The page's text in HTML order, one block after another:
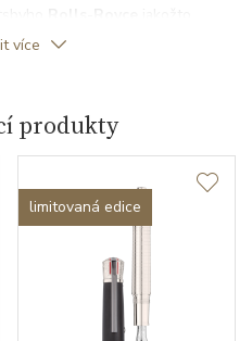
jimiž se hlavní postava
psacími potřebami 20.
století.
více
produkty
limitovaná edice